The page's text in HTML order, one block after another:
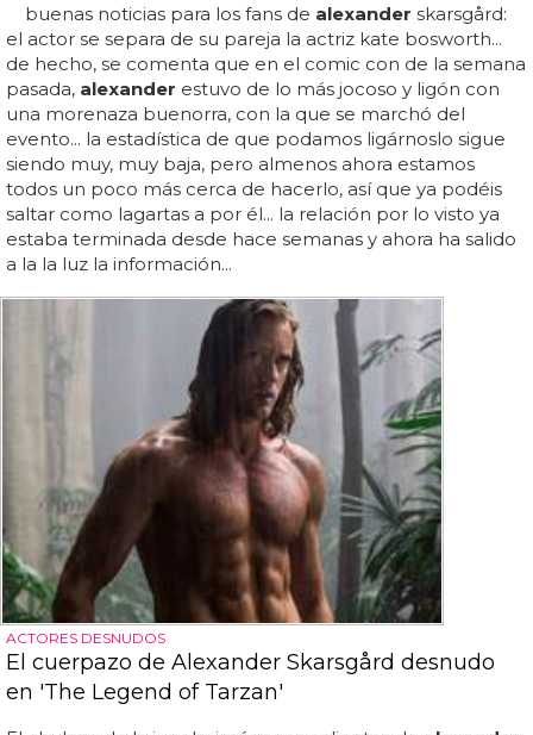
buenas noticias para los fans de alexander skarsgård:
el actor se separa de su pareja la actriz kate bosworth...
de hecho, se comenta que en el comic con de la semana
pasada, alexander estuvo de lo más jocoso y ligón con
una morenaza buenorra, con la que se marchó del
evento... la estadística de que podamos ligárnoslo sigue
siendo muy, muy baja, pero almenos ahora estamos
todos un poco más cerca de hacerlo, así que ya podéis
saltar como lagartas a por él... la relación por lo visto ya
estaba terminada desde hace semanas y ahora ha salido
a la la luz la información...
ACTORES DESNUDOS
El cuerpazo de Alexander Skarsgård desnudo
en 'The Legend of Tarzan'